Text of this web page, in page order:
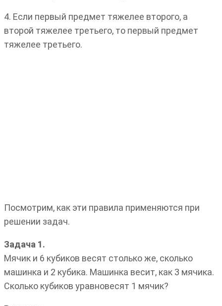
4. Если первый предмет тяжелее второго, а
второй тяжелее третьего, то первый предмет
тяжелее третьего.
Посмотрим, как эти правила применяются при
решении задач.
Задача 1.
Мячик и 6 кубиков весят столько же, сколько
машинка и 2 кубика. Машинка весит, как 3 мячика.
Сколько кубиков уравновесят 1 мячик?